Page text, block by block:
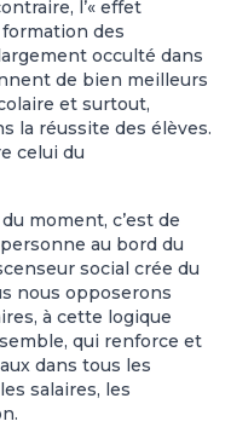
l’« effet
des
occulté dans
de bien meilleurs
et surtout,
la réussite des élèves.
celui du
moment, c’est de
au bord du
social crée du
nous opposerons
à cette logique
qui renforce et
dans tous les
salaires, les